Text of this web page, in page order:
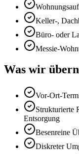
Keller-,
Büro- oder
Messie-
Was wir
Vor-Ort-
Strukturierte
Entsorgung
Besenreine
Diskreter